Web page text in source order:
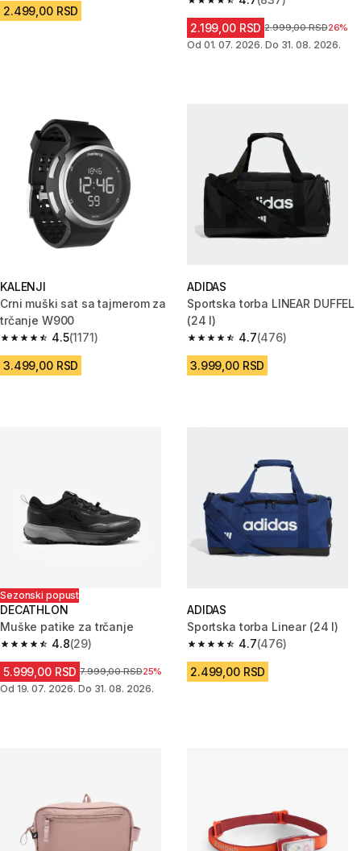
2.499,00 RSD 4.7 od 5 zvezdica from 837
2.199,00 RSD Cena pre sniženja
2.999,00 RSD26%
Od 01. 07. 2026. Do 31. 08. 2026.
KALENJI
Crni muški sat sa tajmerom za
trčanje W900
4.5
4.5 od 5 zvezdica from 1171 Recenzije
(1171)
3.499,00 RSD
ADIDAS
Sportska torba LINEAR DUFFEL
(24 l)
4.7
4.7 od 5 zvezdica from 476
(476)
3.999,00 RSD
Sezonski popust
DECATHLON
Muške patike za trčanje
4.8
4.8 od 5 zvezdica from 29 Recenzije
(29)
5.999,00 RSD Cena pre sniženja
7.999,00 RSD25%
Od 19. 07. 2026. Do 31. 08. 2026.
ADIDAS
Sportska torba Linear (24 l)
4.7
4.7 od 5 zvezdica from 476
(476)
2.499,00 RSD